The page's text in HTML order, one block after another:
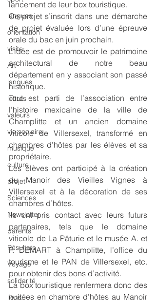
langues
orientation
visite
Art
langues
lettres
valeurs
vie scolaire
musique
culture
projet
Sciences
Newsletter
parents
Résultats
Voyage
solidarité
liens
lancement de leur box touristique.
Ce projet s’inscrit dans une démarche
de projet évaluée lors d’une épreuve
orale du bac en juin prochain.
L’idée est de promouvoir le patrimoine
architectural de notre beau
département en y associant son passé
historique.
Tout est parti de l’association entre
l’histoire mexicaine de la ville de
Champlitte et un ancien domaine
viticole de Villersexel, transformé en
chambres d’hôtes par les élèves et sa
propriétaire.
Les élèves ont participé à la création
du Manoir des Vieilles Vignes à
Villersexel et à la décoration de ses
chambres d’hôtes.
Ils ont pris contact avec leurs futurs
partenaires, tels que le domaine
viticole de La Pâturie et le musée A. et
F. DEMART à Champlitte, l’office du
tourisme et le PAN de Villersexel, etc.
pour obtenir des bons d’activité.
La box touristique renfermera donc des
nuitées en chambre d’hôtes au Manoir